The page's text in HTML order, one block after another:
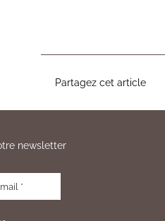
Partagez cet article
newsletter